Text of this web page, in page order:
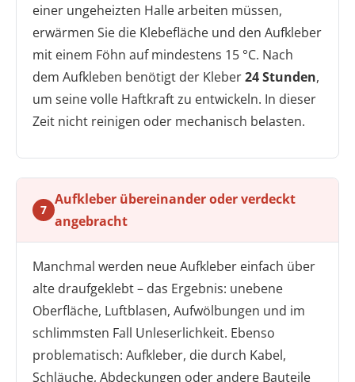
einer ungeheizten Halle arbeiten müssen,
erwärmen Sie die Klebefläche und den Aufkleber
mit einem Föhn auf mindestens 15 °C. Nach
dem Aufkleben benötigt der Kleber24 Stunden,
um seine volle Haftkraft zu entwickeln. In dieser
Zeit nicht reinigen oder mechanisch belasten.
7
Aufkleber übereinander oder verdeckt
angebracht
Manchmal werden neue Aufkleber einfach über
alte draufgeklebt – das Ergebnis: unebene
Oberfläche, Luftblasen, Aufwölbungen und im
schlimmsten Fall Unleserlichkeit. Ebenso
problematisch: Aufkleber, die durch Kabel,
Schläuche, Abdeckungen oder andere Bauteile